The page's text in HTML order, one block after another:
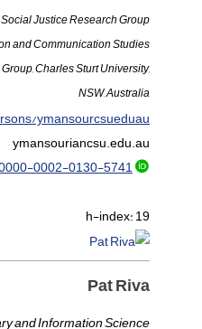
Justice Research Group
and Communication Studies
Charles Sturt University,
NSW, Australia
ymansourcsueduau
ymansouriancsu.edu.au
0002-0130-5741
h-index:19
Pat Riva
and Information Science